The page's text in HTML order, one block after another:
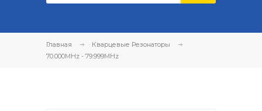
Главная
Кварцевые Резонаторы
70.000MHz - 79.999MHz